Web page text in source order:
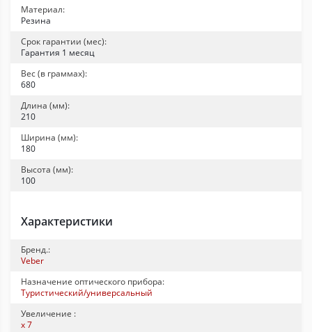
Материал:
Резина
Срок гарантии (мес):
Гарантия 1 месяц
Вес (в граммах):
680
Длина (мм):
210
Ширина (мм):
180
Высота (мм):
100
Характеристики
Бренд.:
Veber
Назначение оптического прибора:
Туристический/универсальный
Увеличение :
x 7